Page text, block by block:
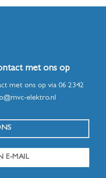
met ons op
met ons op via 06 2342
elektro.nl
E-MAIL